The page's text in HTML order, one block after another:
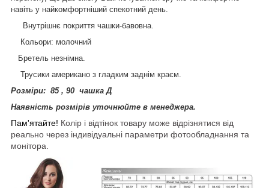
навіть у найкомфортніший спекотний день.
Внутрішнє покриття чашки-бавовна.
Кольори: молочний
Бретель незнімна.
Трусики американо з гладким заднім краєм.
Розміри: 85 , 90 чашка Д
Наявність розмірів уточнюйте в менеджера.
Пам'ятайте! Колір і відтінок товару може відрізнятися від
реально через індивідуальні параметри фотообладнання та
монітора.